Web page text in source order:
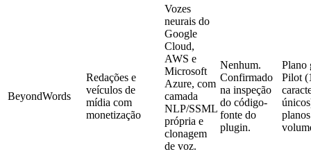
BeyondWords
Redações e
veículos de
mídia com
monetização
Vozes
neurais do
Google
Cloud,
AWS e
Microsoft
Azure, com
camada
NLP/SSML
própria e
clonagem
de voz.
Nenhum.
Confirmado
na inspeção
do código-
fonte do
plugin.
Plano
Pilot